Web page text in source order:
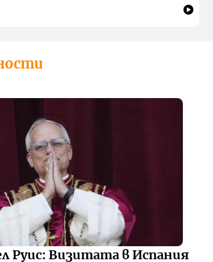
Руис: Визитата в Испания